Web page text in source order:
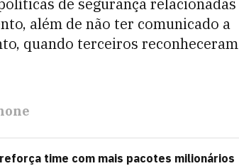
de segurança relacionadas
além de não ter comunicado a
quando terceiros reconheceram
time com mais pacotes milionários